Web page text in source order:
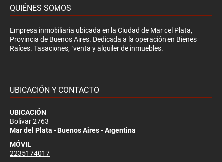
QUIÉNES SOMOS
Empresa inmobiliaria ubicada en la Ciudad de Mar del Plata,
Provincia de Buenos Aires. Dedicada a la operación en Bienes
Raíces. Tasaciones, ´venta y alquiler de inmuebles.
UBICACIÓN Y CONTACTO
UBICACIÓN
Bolivar 2763
Mar del Plata - Buenos Aires - Argentina
MÓVIL
2235174017